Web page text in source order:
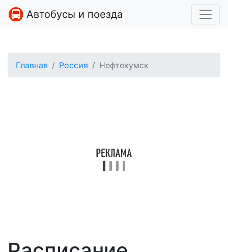
Автобусы и поезда
Главная Россия Нефтекумск